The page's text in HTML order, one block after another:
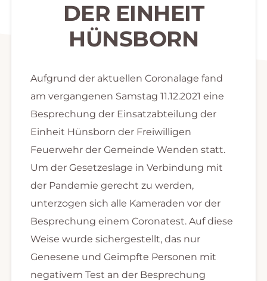
DER EINHEIT
HÜNSBORN
Aufgrund der aktuellen Coronalage fand
am vergangenen Samstag 11.12.2021 eine
Besprechung der Einsatzabteilung der
Einheit Hünsborn der Freiwilligen
Feuerwehr der Gemeinde Wenden statt.
Um der Gesetzeslage in Verbindung mit
der Pandemie gerecht zu werden,
unterzogen sich alle Kameraden vor der
Besprechung einem Coronatest. Auf diese
Weise wurde sichergestellt, das nur
Genesene und Geimpfte Personen mit
negativem Test an der Besprechung